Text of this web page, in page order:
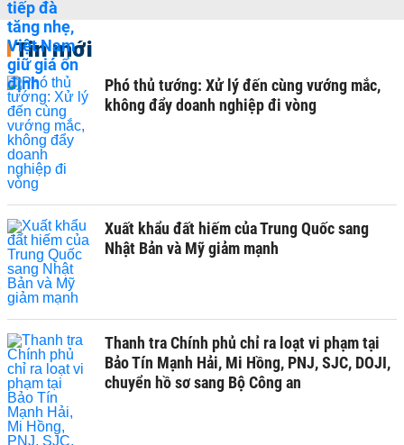
Tin mới
Phó thủ tướng: Xử lý đến cùng vướng mắc,
không đẩy doanh nghiệp đi vòng
Xuất khẩu đất hiếm của Trung Quốc sang
Nhật Bản và Mỹ giảm mạnh
Thanh tra Chính phủ chỉ ra loạt vi phạm tại
Bảo Tín Mạnh Hải, Mi Hồng, PNJ, SJC, DOJI,
chuyển hồ sơ sang Bộ Công an